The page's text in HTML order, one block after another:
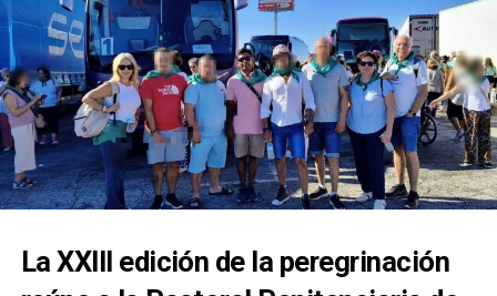
La XXIII edición de la peregrinación